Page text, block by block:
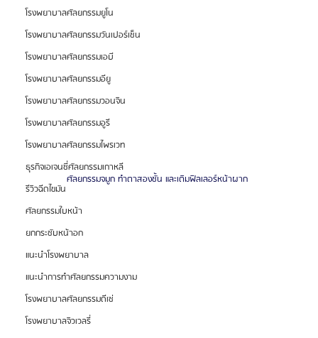
โรงพยาบาลศัลยกรรมยูโน
โรงพยาบาลศัลยกรรมวันเปอร์เซ็น
โรงพยาบาลศัลยกรรมเอบี
โรงพยาบาลศัลยกรรมอียู
โรงพยาบาลศัลยกรรมวอนจิน
โรงพยาบาลศัลยกรรมอูรี
โรงพยาบาลศัลยกรรมไพรเวท
ธุรกิจเอเจนซี่ศัลยกรรมเกาหลี
รีวิวฉีดไขมัน
ศัลยกรรมใบหน้า
ยกกระชับหน้าอก
แนะนำโรงพยาบาล
แนะนำการทำศัลยกรรมความงาม
โรงพยาบาลศัลยกรรมดีเซ่
โรงพยาบาลจิวเวลรี่
ศัลยกรรมจมูก ทำตาสองชั้น และเติมฟิลเลอร์หน้าผาก